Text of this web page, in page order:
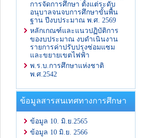
การจัดการศึกษา ตั้งแต่ระดับ
อนุบาลจนจบการศึกษาขั้นพื้น
ฐาน ปีงบประมาณ พ.ศ. 2569
หลักเกณฑ์และแนวปฏิบัติการ
ของบประมาณ งบดำเนินงาน
รายการค่าปรับปรุงซ่อมแซม
และขยายเขตไฟฟ้า
พ.ร.บ.การศึกษาแห่งชาติ
พ.ศ.2542
ข้อมูลสารสนเทศทางการศึกษา
ข้อมูล 10. มิ.ย.2565
ข้อมูล 10 มิ.ย. 2566